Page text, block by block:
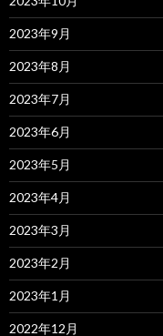
2023年9月
2023年8月
2023年7月
2023年6月
2023年5月
2023年4月
2023年3月
2023年2月
2023年1月
2022年12月